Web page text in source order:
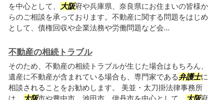
を中心として、
大阪府や兵庫県、奈良県にお住まいの皆様か
らのご相談を承っております。不動産に関する問題をはじめ
として、債権回収や企業法務や労働問題など会...
不動産の相続トラブル
そのため、不動産の相続トラブルが生じた場合はもちろん、
遺産に不動産が含まれている場合も、専門家である弁護士に
相談されることをお勧めします。 美並・太刀掛法律事務所
は、
大阪市や豊中市、池田市、伊丹市を中心として、 大阪府